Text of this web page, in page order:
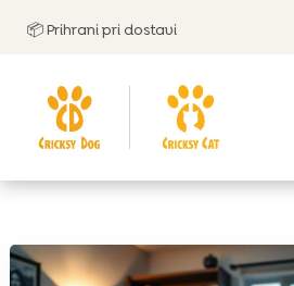
Prihrani pri dostavi